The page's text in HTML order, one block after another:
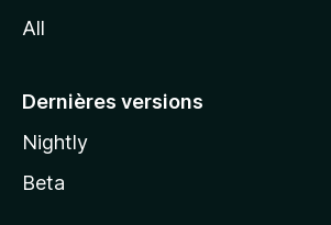
lAll
Dernières versions
Nightly
Beta